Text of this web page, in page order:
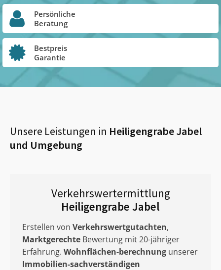
Persönliche
Beratung
Bestpreis
Garantie
Unsere Leistungen in Heiligengrabe Jabel
und Umgebung
Verkehrswertermittlung
Heiligengrabe Jabel
Erstellen von Verkehrswertgutachten,
Marktgerechte Bewertung mit 20-jähriger
Erfahrung. Wohnflächen-berechnung unserer
Immobilien-sachverständigen